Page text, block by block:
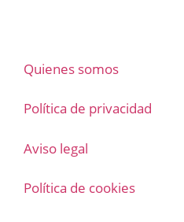
Quienes somos
Política de privacidad
Aviso legal
Política de cookies